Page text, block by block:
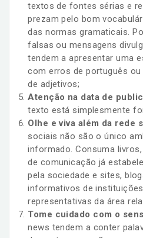
textos de fontes sérias e
prezam pelo bom
das normas gramaticais.
falsas ou mensagens
tendem a apresentar uma
com erros de português ou
de adjetivos;
Atenção na data de
texto está simplesmente
Olhe e viva além da rede
sociais não são o único
informado. Consuma
de comunicação já
pela sociedade e sites,
informativos de
representativas da área
Tome cuidado com o
news tendem a conter